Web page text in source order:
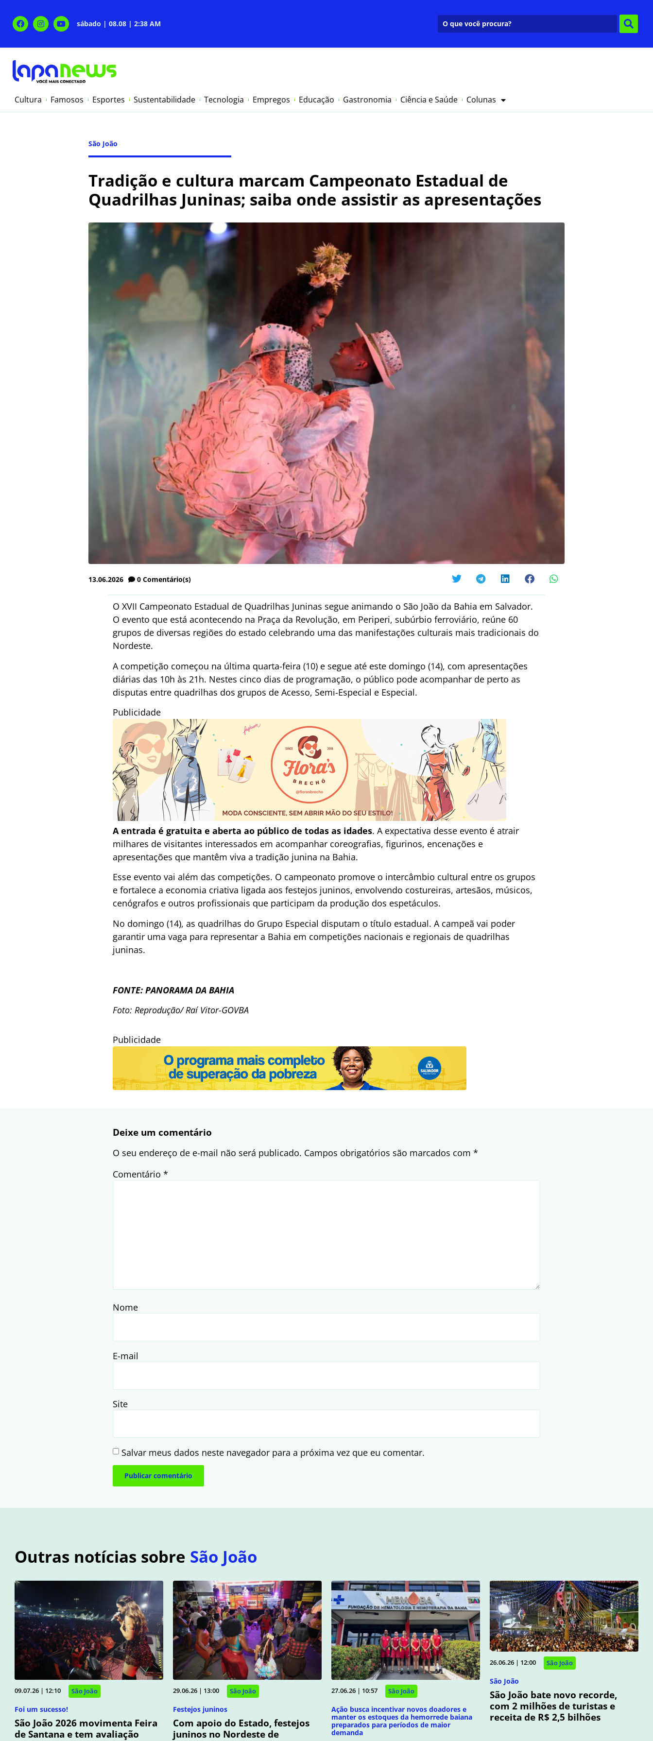
sábado | 08.08 | 2:38 AM
Cultura Famosos Esportes Sustentabilidade Tecnologia Empregos Educação Gastronomia Ciência e Saúde Colunas
São João
Tradição e cultura marcam Campeonato Estadual de
Quadrilhas Juninas; saiba onde assistir as apresentações
13.06.2026 0 Comentário(s)
O XVII Campeonato Estadual de Quadrilhas Juninas segue animando o São João da Bahia em Salvador.
O evento que está acontecendo na Praça da Revolução, em Periperi, subúrbio ferroviário, reúne 60
grupos de diversas regiões do estado celebrando uma das manifestações culturais mais tradicionais do
Nordeste.
A competição começou na última quarta-feira (10) e segue até este domingo (14), com apresentações
diárias das 10h às 21h. Nestes cinco dias de programação, o público pode acompanhar de perto as
disputas entre quadrilhas dos grupos de Acesso, Semi-Especial e Especial.
Publicidade
A entrada é gratuita e aberta ao público de todas as idades. A expectativa desse evento é atrair
milhares de visitantes interessados em acompanhar coreografias, figurinos, encenações e
apresentações que mantêm viva a tradição junina na Bahia.
Esse evento vai além das competições. O campeonato promove o intercâmbio cultural entre os grupos
e fortalece a economia criativa ligada aos festejos juninos, envolvendo costureiras, artesãos, músicos,
cenógrafos e outros profissionais que participam da produção dos espetáculos.
No domingo (14), as quadrilhas do Grupo Especial disputam o título estadual. A campeã vai poder
garantir uma vaga para representar a Bahia em competições nacionais e regionais de quadrilhas
juninas.
FONTE: PANORAMA DA BAHIA
Foto: Reprodução/ Raí Vitor-GOVBA
Publicidade
Deixe um comentário
O seu endereço de e-mail não será publicado. Campos obrigatórios são marcados com *
Comentário *
Nome
E-mail
Site
Salvar meus dados neste navegador para a próxima vez que eu comentar.
Outras notícias sobre São João
09.07.26 | 12:10 São João
Foi um sucesso!
São João 2026 movimenta Feira
de Santana e tem avaliação
29.06.26 | 13:00 São João
Festejos juninos
Com apoio do Estado, festejos
juninos no Nordeste de
27.06.26 | 10:57 São João
Ação busca incentivar novos doadores e
manter os estoques da hemorrede baiana
preparados para períodos de maior
demanda
26.06.26 | 12:00 São João
São João
São João bate novo recorde,
com 2 milhões de turistas e
receita de R$ 2,5 bilhões